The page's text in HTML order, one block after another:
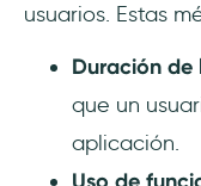
usuarios. Estas
Duración de
que un
aplicación.